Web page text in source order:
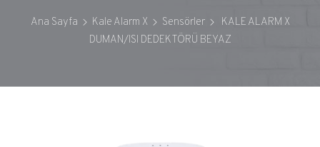
Ana Sayfa Kale Alarm X Sensörler
KALE ALARM X
DUMAN/ISI DEDEKTÖRÜ BEYAZ